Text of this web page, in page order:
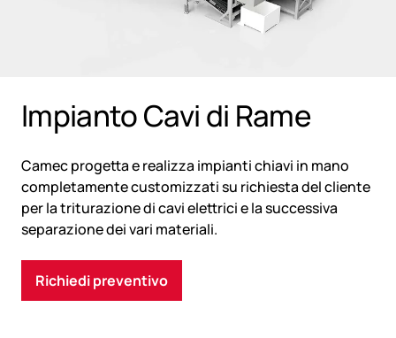
Impianto Cavi di Rame
Camec progetta e realizza impianti chiavi in mano
completamente customizzati su richiesta del cliente
per la triturazione di cavi elettrici e la successiva
separazione dei vari materiali.
Richiedi preventivo